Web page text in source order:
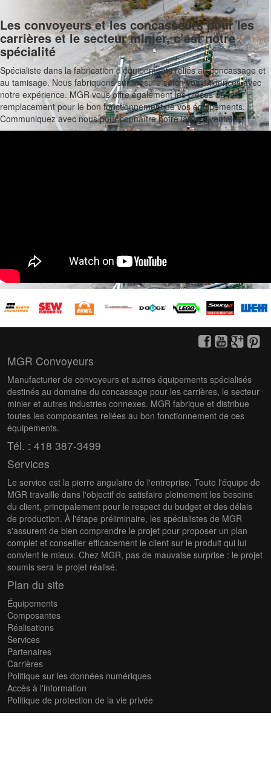
Les convoyeurs et les concasseurs pour les
carrières et le secteur minier, c’est notre
spécialité
Spécialiste dans la fabrication d’équipements reliés au concassage et
au tamisage. Nous fabriquons sur mesure selon vos exigences avec
notre expérience. MGR vous offre également les pièces de
remplacement pour le bon fonctionnement de vos équipements.
Communiquez avec nous pour connaître notre large inventaire.
MGR Convoyeurs
Manufacturier de convoyeurs et autres équipements spécialisés
destinés au domaine du concassage pour les carrières, le secteur
minier et autres industries connexes. MGR fabrique et distribue
toutes les composantes reliées au bon fonctionnement de ces
équipements.
Tél. : 418 387-3499
Services
Le service est la pierre angulaire de l'entreprise. Toute l'équipe de
MGR travaille dans l'objectif de satisfaire pleinement les besoins
du client, principalement pour le respect du budget et des délais
de production. À l'étape préliminaire, les spécialistes de MGR
s'assurent de bien comprendre le projet pour proposer un plan
complet et conseiller efficacement le client sur le produit qui lui
convient le mieux. Chez MGR, pas de mauvaise surprise : le projet
soumis sera le projet réalisé.
Plan du site
Équipements
Composantes
Réalisations
Services
Partenaires
Carrières
Politique sur les données numériques
Accès à l'information
Politique de protection de la vie privée